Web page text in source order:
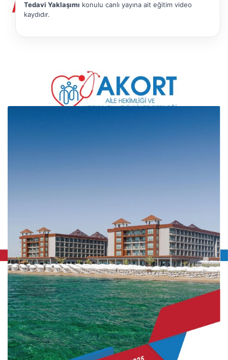
Tedavi Yaklaşımı konulu canlı yayına ait eğitim video
kaydıdır.